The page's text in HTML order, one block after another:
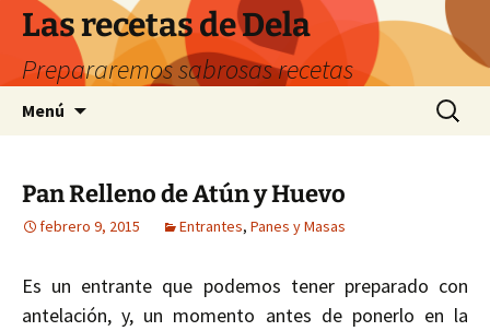
Saltar
contenido
Las recetas de Dela
Prepararemos sabrosas recetas
Menú Buscar:
Pan Relleno de Atún y Huevo
febrero 9, 2015 Entrantes, Panes y Masas
Es un entrante que podemos tener preparado con
antelación, y, un momento antes de ponerlo en la